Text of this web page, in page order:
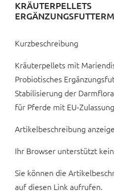
KRÄUTERPELLETS
Kurzbeschreibung
Kräuterpellets mit
Probiotisches
Stabilisierung der
für Pferde mit EU-
Artikelbeschreibung
Ihr Browser unterstützt
Sie können die
auf diesen Link aufrufen.